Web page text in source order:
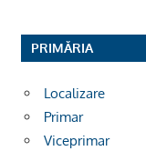
PRIMĂRIA
Localizare
Primar
Viceprimar